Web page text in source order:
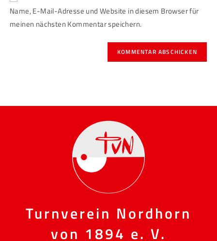
Name, E-Mail-Adresse und Website in diesem Browser für
meinen nächsten Kommentar speichern.
Turnverein Nordhorn
von 1894 e. V.